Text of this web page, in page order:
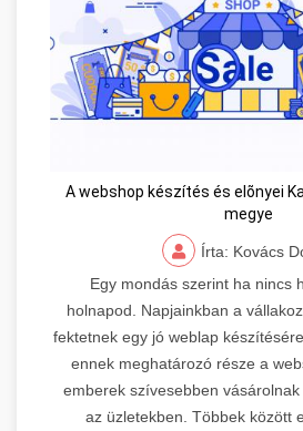
A webshop készítés és elõnyei
megye
Írta: Kovács
Egy mondás szerint ha nincs
holnapod. Napjainkban a
fektetnek egy jó weblap
ennek meghatározó része a
emberek szívesebben
az üzletekben. Többek között